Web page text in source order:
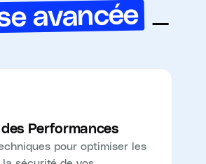
avancée —
Performances
pour optimiser les